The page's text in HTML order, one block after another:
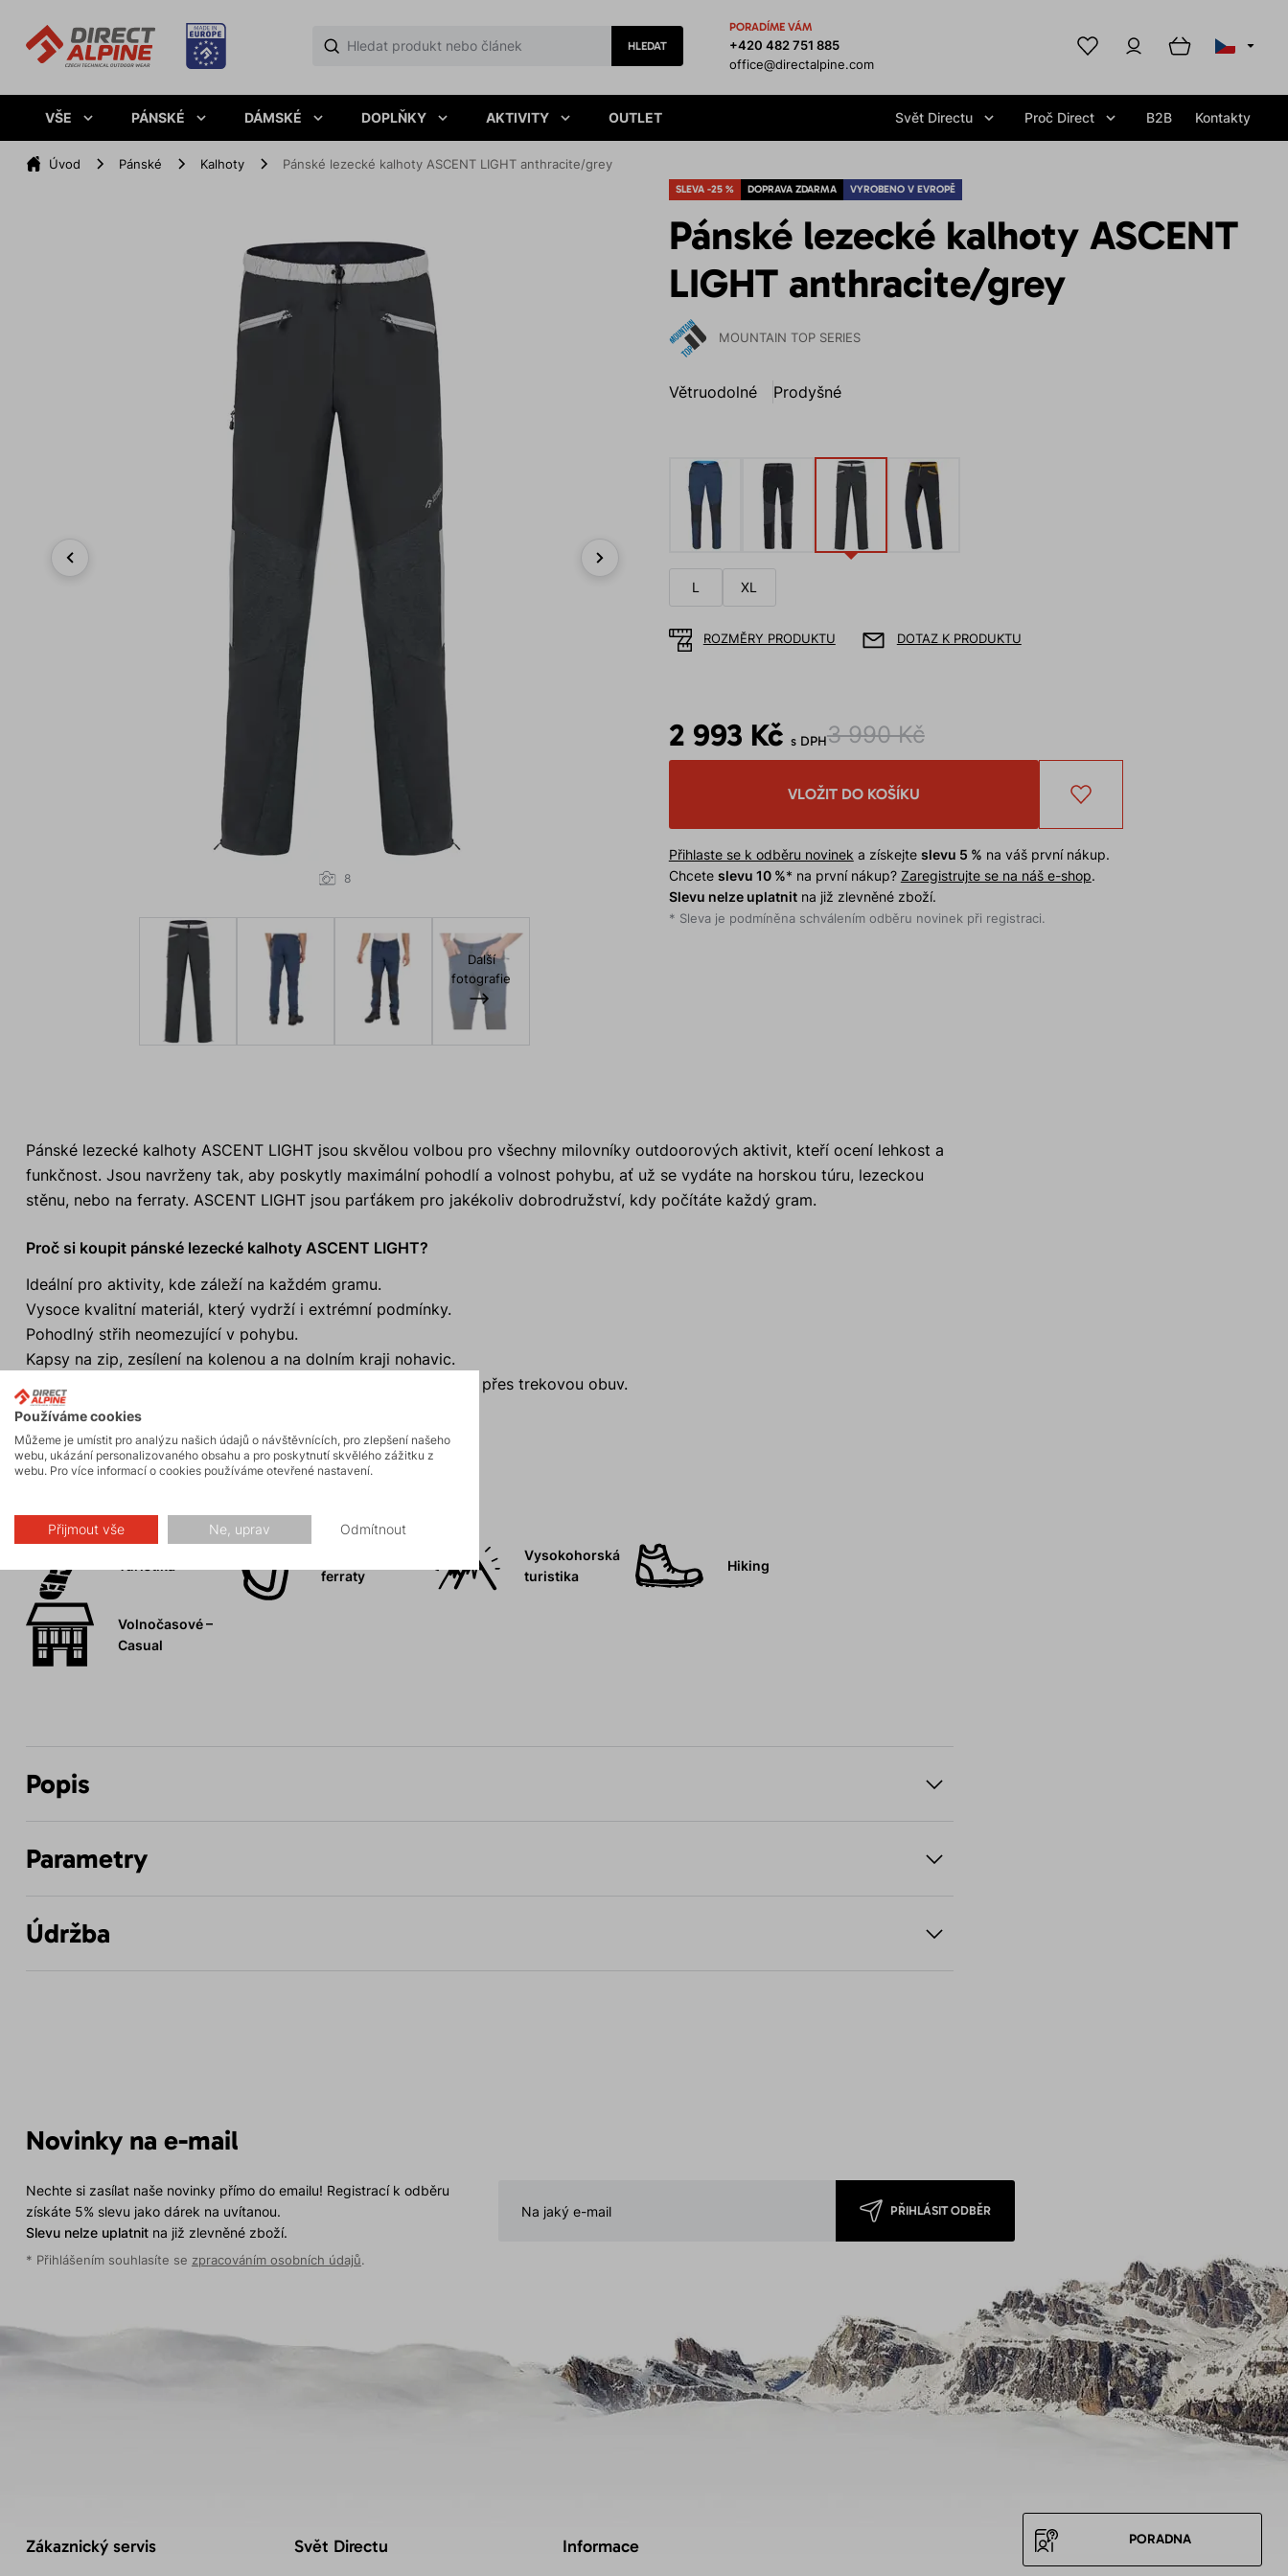
HLEDAT
PORADÍME VÁM
+420 482 751 885
office@directalpine.com
VŠE PÁNSKÉ DÁMSKÉ DOPLŇKY AKTIVITY OUTLET Svět Directu Proč Direct B2B Kontakty
Úvod Pánské Kalhoty Pánské lezecké kalhoty ASCENT LIGHT anthracite/grey
SLEVA -25 % DOPRAVA ZDARMA VYROBENO V EVROPĚ
Pánské lezecké kalhoty ASCENT
LIGHT anthracite/grey
MOUNTAIN TOP SERIES
Větruodolné Prodyšné
8
Další
fotografie
L XL
ROZMĚRY PRODUKTU DOTAZ K PRODUKTU
2 993 Kč s DPH3 990 Kč
VLOŽIT DO KOŠÍKU
Přihlaste se k odběru novinek a získejte slevu 5 % na váš první nákup.
Chcete slevu 10 %* na první nákup? Zaregistrujte se na náš e-shop.
Slevu nelze uplatnitna již zlevněné zboží.
* Sleva je podmíněna schválením odběru novinek při registraci.
Pánské lezecké kalhoty ASCENT LIGHT jsou skvělou volbou pro všechny milovníky outdoorových aktivit, kteří ocení lehkost a
funkčnost. Jsou navrženy tak, aby poskytly maximální pohodlí a volnost pohybu, ať už se vydáte na horskou túru, lezeckou
stěnu, nebo na ferraty. ASCENT LIGHT jsou parťákem pro jakékoliv dobrodružství, kdy počítáte každý gram.
Proč si koupit pánské lezecké kalhoty ASCENT LIGHT?
Ideální pro aktivity, kde záleží na každém gramu.
Vysoce kvalitní materiál, který vydrží i extrémní podmínky.
Pohodlný střih neomezující v pohybu.
Kapsy na zip, zesílení na kolenou a na dolním kraji nohavic.
Možnost rozšíření nohavic klínem na zip pro snadné přetažení přes trekovou obuv.
ferraty
Vysokohorská
turistika
Hiking
Volnočasové –
Casual
Popis
Parametry
Údržba
Novinky na e-mail
Nechte si zasílat naše novinky přímo do emailu! Registrací k odběru
získáte 5% slevu jako dárek na uvítanou.
Slevu nelze uplatnitna již zlevněné zboží.
* Přihlášením souhlasíte se zpracováním osobních údajů.
PŘIHLÁSIT ODBĚR
Zákaznický servis Svět Directu Informace PORADNA
Používáme cookies
Můžeme je umístit pro analýzu našich údajů o návštěvnících, pro zlepšení našeho
webu, ukázání personalizovaného obsahu a pro poskytnutí skvělého zážitku z
webu. Pro více informací o cookies používáme otevřené nastavení.
Přijmout vše Ne, uprav Odmítnout